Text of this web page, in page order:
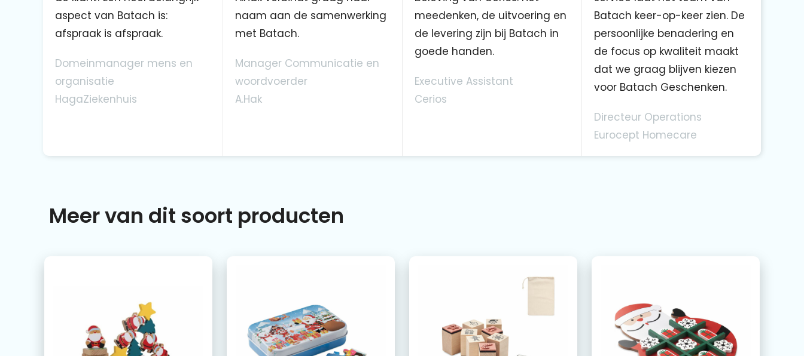
aspect van Batach is:
afspraak is afspraak.
Domeinmanager mens en
organisatie
HagaZiekenhuis
naam aan de samenwerking
met Batach.
Manager Communicatie en
woordvoerder
A.Hak
meedenken, de uitvoering en
de levering zijn bij Batach in
goede handen.
Executive Assistant
Cerios
Batach keer-op-keer zien. De
persoonlijke benadering en
de focus op kwaliteit maakt
dat we graag blijven kiezen
voor Batach Geschenken.
Directeur Operations
Eurocept Homecare
Meer van dit soort producten